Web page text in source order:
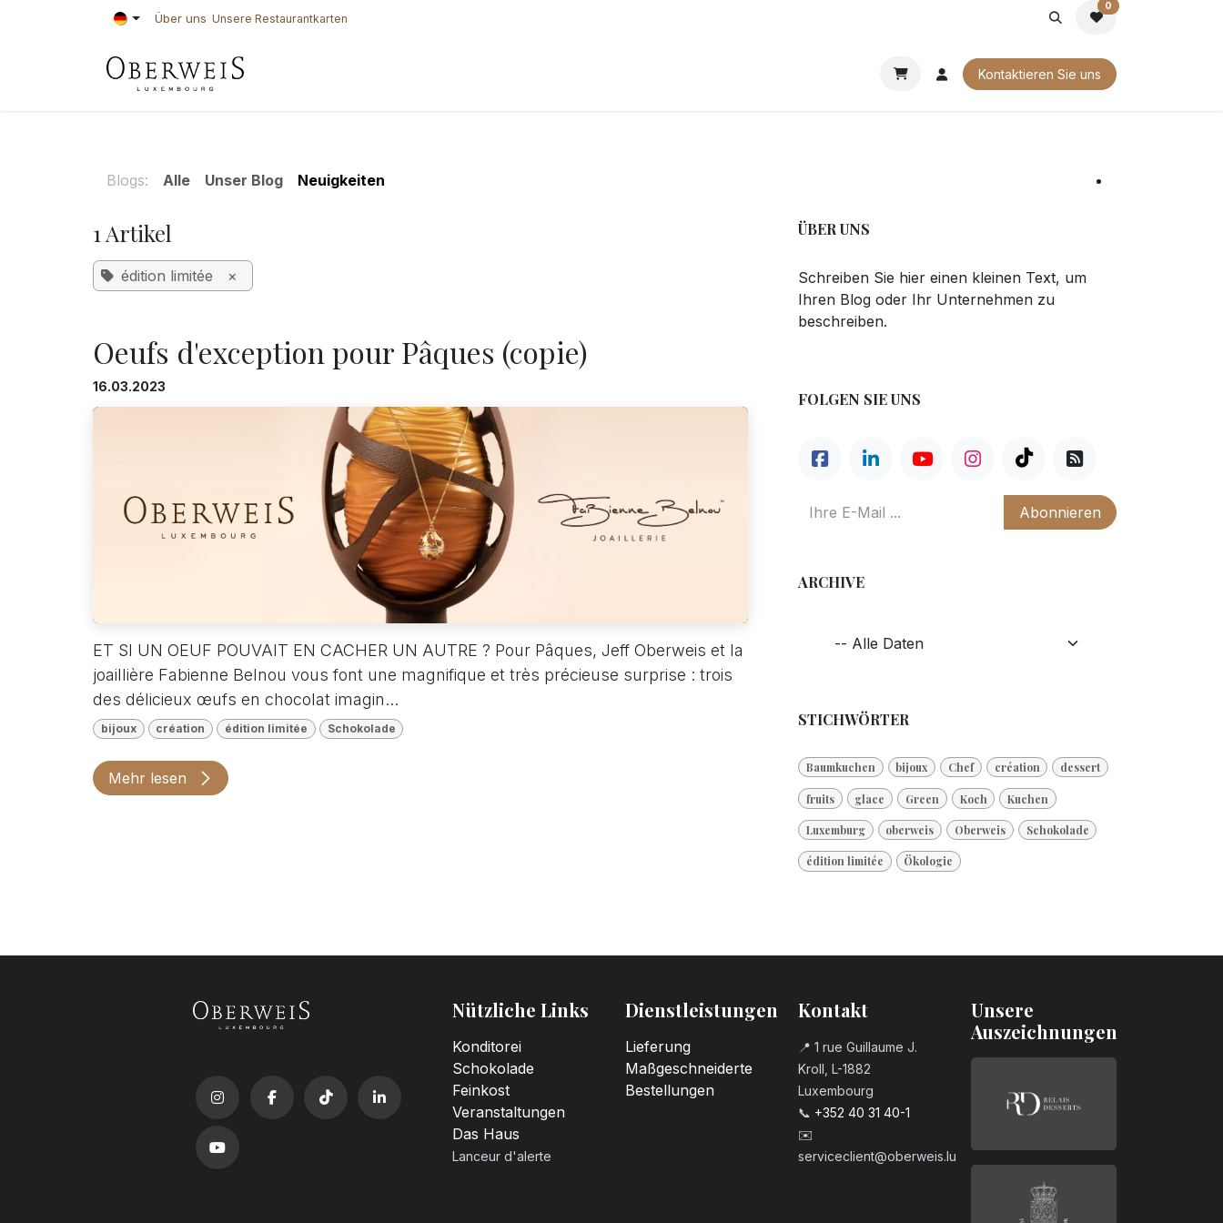
Zum Inhalt springen Über uns Unsere Restaurantkarten
0
FIRMENGESCHENKE UNSERE BROSCHÜREN
Kontaktieren Sie uns
Blogs: Alle Unser Blog Neuigkeiten
1 Artikel
édition limitée ×
Oeufs d'exception pour Pâques (copie)
16.03.2023
ET SI UN OEUF POUVAIT EN CACHER UN AUTRE ? Pour Pâques, Jeff Oberweis et la
joaillière Fabienne Belnou vous font une magnifique et très précieuse surprise : trois
des délicieux œufs en chocolat imagin...
bijoux création édition limitée Schokolade
Mehr lesen
ÜBER UNS
Schreiben Sie hier einen kleinen Text, um
Ihren Blog oder Ihr Unternehmen zu
beschreiben.
FOLGEN SIE UNS
Abonnieren
ARCHIVE
STICHWÖRTER
Baumkuchen bijoux Chef création dessert
fruits glace Green Koch Kuchen
Luxemburg oberweis Oberweis Schokolade
édition limitée Ökologie
Nützliche Links
Konditorei
Schokolade
Feinkost
Veranstaltungen
Das Haus
Lanceur d'alerte
Dienstleistungen
Lieferung
Maßgeschneiderte
Bestellungen
Kontakt
📍 1 rue Guillaume J.
Kroll, L-1882
Luxembourg
📞 +352 40 31 40-1
✉️
serviceclient@oberweis.lu
Unsere
Auszeichnungen